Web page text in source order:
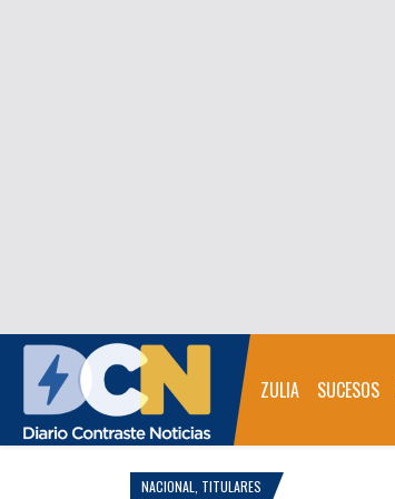
ZULIA SUCESOS
NACIONAL TITULARES